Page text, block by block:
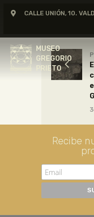
CALLE UNIÓN, 10.
MUSEO
GREGORIO
PRIETO
NOTICIAS
Recibe